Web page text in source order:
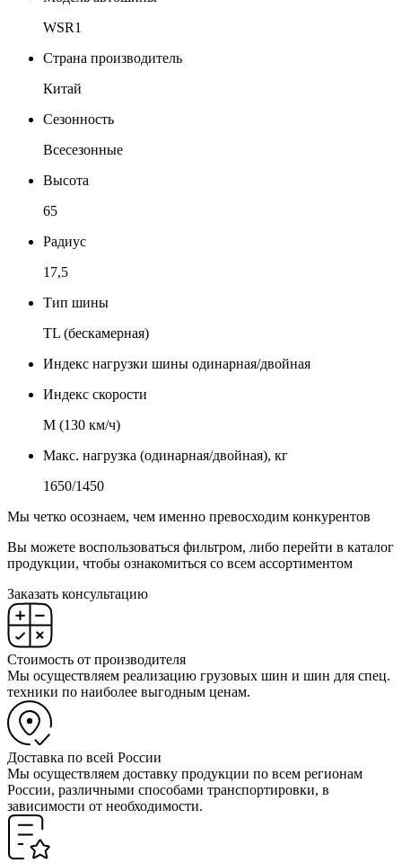
WSR1
Страна производитель
Китай
Сезонность
Всесезонные
Высота
65
Радиус
17,5
Тип шины
TL (бескамерная)
Индекс нагрузки шины одинарная/двойная
Индекс скорости
М (130 км/ч)
Макс. нагрузка (одинарная/двойная), кг
1650/1450
Мы четко осознаем, чем именно превосходим конкурентов
Вы можете воспользоваться фильтром, либо перейти в каталог
продукции, чтобы ознакомиться со всем ассортиментом
Заказать консультацию
Стоимость от производителя
Мы осуществляем реализацию грузовых шин и шин для спец.
техники по наиболее выгодным ценам.
Доставка по всей России
Мы осуществляем доставку продукции по всем регионам
России, различными способами транспортировки, в
зависимости от необходимости.